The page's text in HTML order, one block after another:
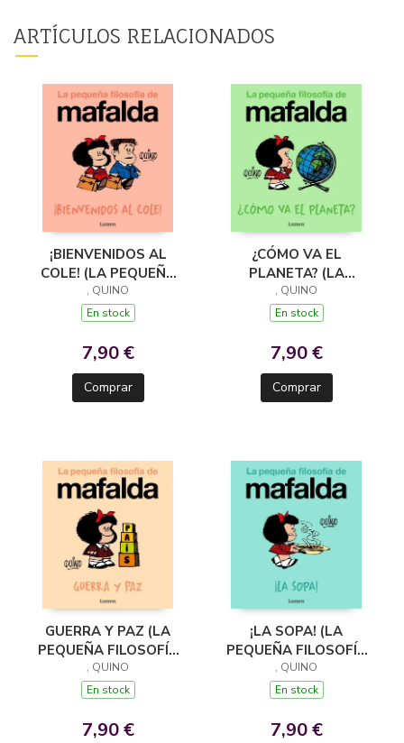
ARTÍCULOS RELACIONADOS
¡BIENVENIDOS AL
COLE! (LA PEQUEÑA
FILOSOFÍA DE
MAFALDA)
, QUINO
En stock
7,90 €
Comprar
¿CÓMO VA EL
PLANETA? (LA
PEQUEÑA FILOSOFÍA
DE MAFALDA)
, QUINO
En stock
7,90 €
Comprar
GUERRA Y PAZ (LA
PEQUEÑA FILOSOFÍA
DE MAFALDA)
, QUINO
En stock
7,90 €
¡LA SOPA! (LA
PEQUEÑA FILOSOFÍA
DE MAFALDA)
, QUINO
En stock
7,90 €